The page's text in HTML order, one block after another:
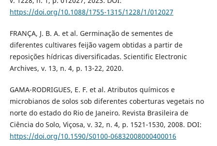
https://doi.org/10.1088/1755-1315/1228/1/012027
FRANÇA, J. B. A. et al. Germinação de sementes de
diferentes cultivares feijão vagem obtidas a partir de
reposições hídricas diversificadas. Scientific Electronic
Archives, v. 13, n. 4, p. 13-22, 2020.
GAMA-RODRIGUES, E. F. et al. Atributos químicos e
microbianos de solos sob diferentes coberturas vegetais no
norte do estado do Rio de Janeiro. Revista Brasileira de
Ciência do Solo, Viçosa, v. 32, n. 4, p. 1521-1530, 2008. DOI:
https://doi.org/10.1590/S0100-06832008000400016